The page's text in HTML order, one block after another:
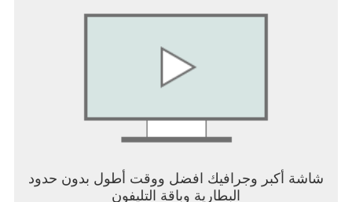
شاشة أكبر وجرافيك افضل ووقت أطول بدون حدود
البطارية وباقة التليفون